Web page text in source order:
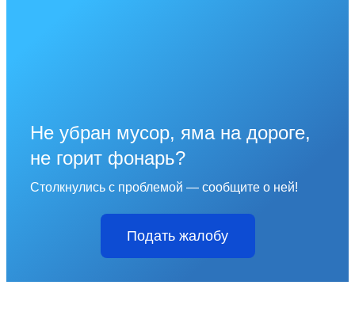
Не убран мусор, яма на дороге,
не горит фонарь?
Столкнулись с проблемой — сообщите о ней!
Подать жалобу